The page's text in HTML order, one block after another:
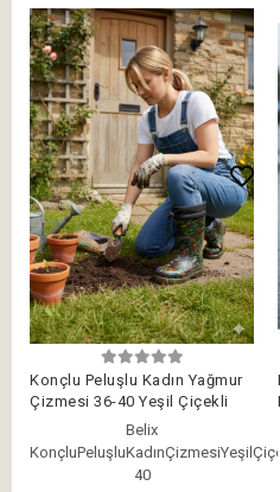
Konçlu Peluşlu Kadın Yağmur
Çizmesi 36-40 Yeşil Çiçekli
Belix
40